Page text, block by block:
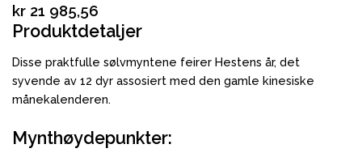
kr 21 985,56
Produktdetaljer
Disse praktfulle sølvmyntene feirer Hestens år, det
syvende av 12 dyr assosiert med den gamle kinesiske
månekalenderen.
Mynthøydepunkter: